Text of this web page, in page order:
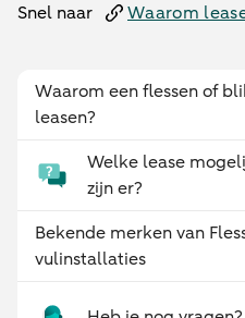
Snel naar Waarom
Waarom een flessen of
leasen?
Welke lease
zijn er?
Bekende merken van
vulinstallaties